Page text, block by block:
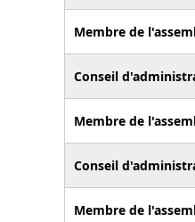
Membre de
Conseil
Membre de
Conseil
Membre de